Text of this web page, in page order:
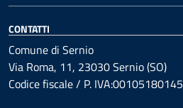
CONTATTI
Comune di Sernio
Via Roma, 11, 23030 Sernio (SO)
Codice fiscale / P. IVA:00105180145